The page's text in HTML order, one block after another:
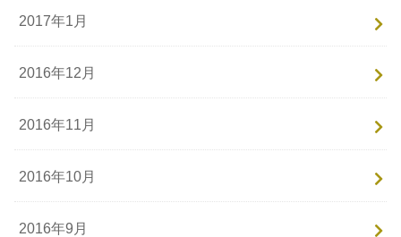
2017年1月
2016年12月
2016年11月
2016年10月
2016年9月